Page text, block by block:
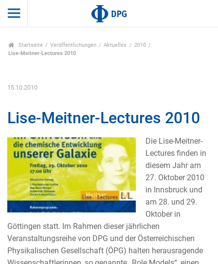
Startseite Veröffentlichungen Aktuelles
2010
Lise-Meitner-Lectures 2010
15.10.2010
Lise-Meitner-Lectures 2010
Die Lise-Meitner-
Lectures finden in
diesem Jahr am
27. Oktober 2010
in Innsbruck und
am 28. und 29.
Oktober in
Göttingen statt. Im Rahmen dieser jährlichen
Veranstaltungsreihe von DPG und der Österreichischen
Physikalischen Gesellschaft (ÖPG) halten herausragende